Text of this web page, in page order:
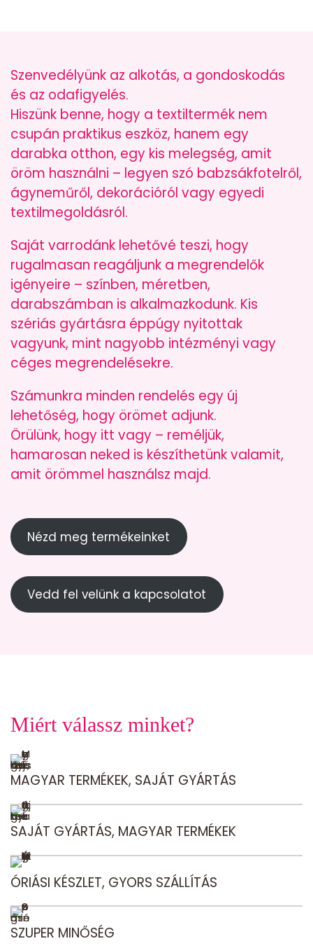
Szenvedélyünk az alkotás, a gondoskodás
és az odafigyelés.
Hiszünk benne, hogy a textiltermék nem
csupán praktikus eszköz, hanem egy
darabka otthon, egy kis melegség, amit
öröm használni – legyen szó babzsákfotelről,
ágyneműről, dekorációról vagy egyedi
textilmegoldásról.
Saját varrodánk lehetővé teszi, hogy
rugalmasan reagáljunk a megrendelők
igényeire – színben, méretben,
darabszámban is alkalmazkodunk. Kis
szériás gyártásra éppúgy nyitottak
vagyunk, mint nagyobb intézményi vagy
céges megrendelésekre.
Számunkra minden rendelés egy új
lehetőség, hogy örömet adjunk.
Örülünk, hogy itt vagy – reméljük,
hamarosan neked is készíthetünk valamit,
amit örömmel használsz majd.
Nézd meg termékeinket
Vedd fel velünk a kapcsolatot
Miért válassz minket?
MAGYAR TERMÉKEK, SAJÁT GYÁRTÁS
SAJÁT GYÁRTÁS, MAGYAR TERMÉKEK
ÓRIÁSI KÉSZLET, GYORS SZÁLLÍTÁS
SZUPER MINŐSÉG